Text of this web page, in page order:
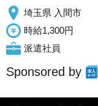
埼玉県 入間市
時給1,300円
派遣社員
Sponsored by